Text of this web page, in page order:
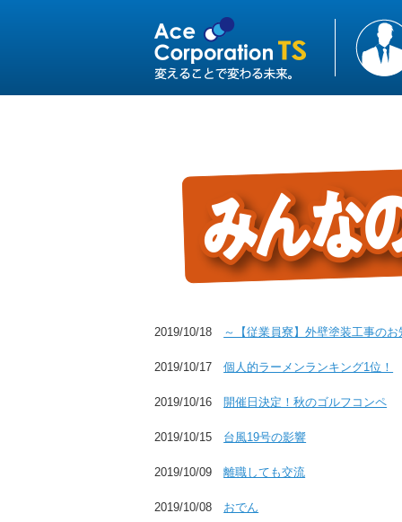
2019/10/18 ～【従業員寮】外壁塗装工事のお
2019/10/17 個人的ラーメンランキング1位！
2019/10/16 開催日決定！秋のゴルフコンペ
2019/10/15 台風19号の影響
2019/10/09 離職しても交流
2019/10/08 おでん